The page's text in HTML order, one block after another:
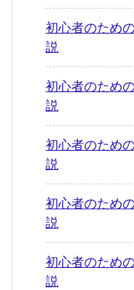
初心者のため
説
初心者のため
説
初心者のため
説
初心者のため
説
初心者のため
説